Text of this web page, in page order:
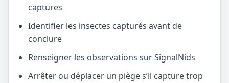
captures
Identifier les insectes capturés avant de
conclure
Renseigner les observations sur SignalNids
Arrêter ou déplacer un piège s’il capture trop